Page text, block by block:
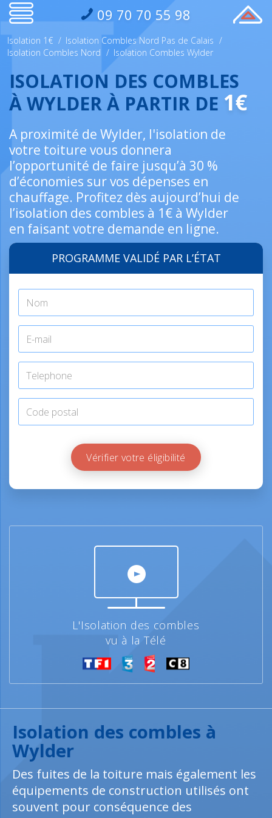
09 70 70 55 98
Isolation 1€ / Isolation Combles Nord Pas de Calais /
Isolation Combles Nord / Isolation Combles Wylder
ISOLATION DES COMBLES
À WYLDER À PARTIR DE 1€
A proximité de Wylder, l'isolation de
votre toiture vous donnera
l’opportunité de faire jusqu’à 30 %
d’économies sur vos dépenses en
chauffage. Profitez dès aujourd’hui de
l’isolation des combles à 1€ à Wylder
en faisant votre demande en ligne.
PROGRAMME VALIDÉ PAR L’ÉTAT
Vérifier votre éligibilité
L'Isolation des combles
vu à la Télé
Isolation des combles à
Wylder
Des fuites de la toiture mais également les
équipements de construction utilisés ont
souvent pour conséquence des